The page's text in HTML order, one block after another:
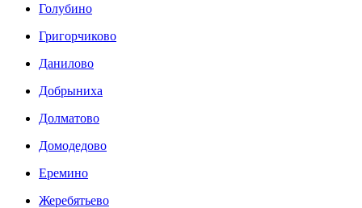
Голубино
Григорчиково
Данилово
Добрыниха
Долматово
Домодедово
Еремино
Жеребятьево